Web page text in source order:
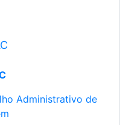
Administrativo de